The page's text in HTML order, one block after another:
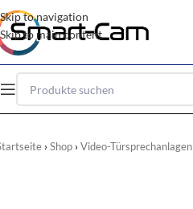
Skip to navigation
Skip to main content
Shop Video-Türsprechanlagen